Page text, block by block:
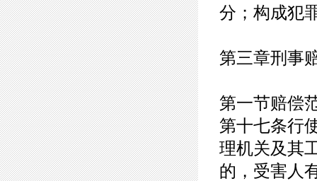
分；构成犯
第三章刑事
第一节赔偿
第十七条行
理机关及其
的，受害人